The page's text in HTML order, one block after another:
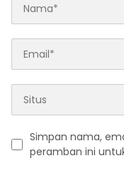
Simpan nama,
peramban ini